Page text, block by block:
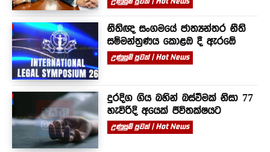
නීතිඥ සංගමයේ ජාත්‍යන්තර නීති
සම්මන්ත්‍රණය කොළඹ දී ඇරඹේ
උණුසුම් පුවත් | Hot News
දුරදිග ගිය බහින් බස්වීමක් නිසා 77
හැවිරිදි අයෙක් ජීවිතක්ෂයට
උණුසුම් පුවත් | Hot News